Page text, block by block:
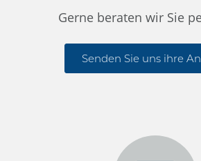
Gerne beraten wir Sie
Senden Sie uns ihre